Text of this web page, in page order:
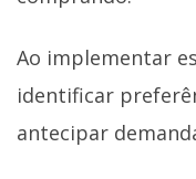
Ao implementar
identificar
antecipar